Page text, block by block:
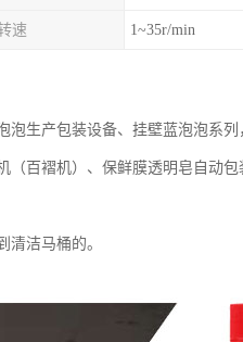
速 1~35r/min
生产包装设备、挂壁蓝泡泡系列
百褶机）、保鲜膜透明皂自动
洁马桶的。